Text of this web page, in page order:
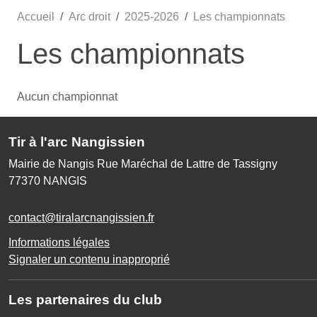
Accueil Arc droit 2025-2026 Les championnats
Les championnats
Aucun championnat
Tir à l'arc Nangissien
Mairie de Nangis Rue Maréchal de Lattre de Tassigny
77370 NANGIS
contact@tiralarcnangissien.fr
Informations légales
Signaler un contenu inapproprié
Les partenaires du club